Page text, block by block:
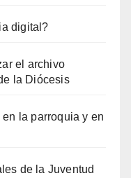
digital?
el archivo
la Diócesis
la parroquia y en
de la Juventud